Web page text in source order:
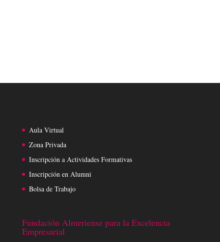
Aula Virtual
Zona Privada
Inscripción a Actividades Formativas
Inscripción en Alumni
Bolsa de Trabajo
Fundación Almeriense para la Excelencia
Empresarial